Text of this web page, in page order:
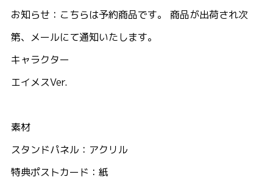
お知らせ：こちらは予約商品です。 商品が出荷され次
第、メールにて通知いたします。
キャラクター
エイメスVer.
素材
スタンドパネル：アクリル
特典ポストカード：紙